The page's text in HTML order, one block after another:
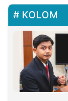
KOLOM